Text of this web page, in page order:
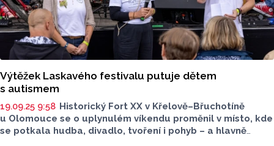
Výtěžek Laskavého festivalu putuje dětem
s autismem
19.09.25 9:58 Historický Fort XX v Křelově–Břuchotíně
u Olomouce se o uplynulém víkendu proměnil v místo, kde
se potkala hudba, divadlo, tvoření i pohyb – a hlavně